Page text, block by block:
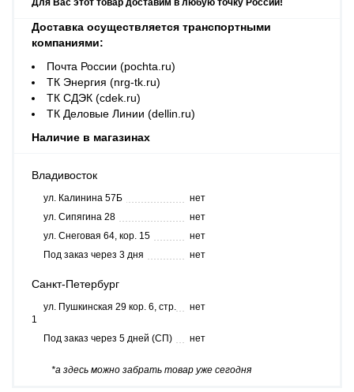
Для Вас этот товар доставим в любую точку России!
Доставка осуществляется транспортными
компаниями:
Почта России (pochta.ru)
ТК Энергия (nrg-tk.ru)
ТК СДЭК (cdek.ru)
ТК Деловые Линии (dellin.ru)
Наличие в магазинах
Владивосток
ул. Калинина 57Б
нет
ул. Сипягина 28
нет
ул. Снеговая 64, кор. 15
нет
Под заказ через 3 дня
нет
Санкт-Петербург
ул. Пушкинская 29 кор. 6, стр.
1
нет
Под заказ через 5 дней (СП) нет
*а здесь можно забрать товар уже сегодня